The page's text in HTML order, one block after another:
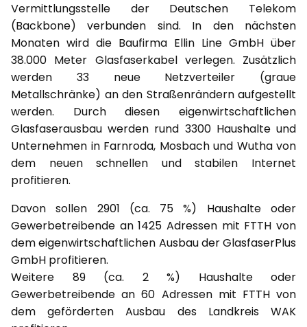
Vermittlungsstelle der Deutschen Telekom
(Backbone) verbunden sind. In den nächsten
Monaten wird die Baufirma Ellin Line GmbH über
38.000 Meter Glasfaserkabel verlegen. Zusätzlich
werden 33 neue Netzverteiler (graue
Metallschränke) an den Straßenrändern aufgestellt
werden. Durch diesen eigenwirtschaftlichen
Glasfaserausbau werden rund 3300 Haushalte und
Unternehmen in Farnroda, Mosbach und Wutha von
dem neuen schnellen und stabilen Internet
profitieren.
Davon sollen 2901 (ca. 75 %) Haushalte oder
Gewerbetreibende an 1425 Adressen mit FTTH von
dem eigenwirtschaftlichen Ausbau der GlasfaserPlus
GmbH profitieren.
Weitere 89 (ca. 2 %) Haushalte oder
Gewerbetreibende an 60 Adressen mit FTTH von
dem geförderten Ausbau des Landkreis WAK